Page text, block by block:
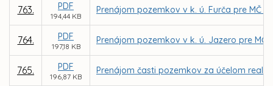
763. PDF
194,44 KB
Prenájom pozemkov v k. ú. Furča pre MČ
764. PDF
197,18 KB
Prenájom pozemkov v k. ú. Jazero pre MČ
765. PDF
196,87 KB
Prenájom časti pozemkov za účelom